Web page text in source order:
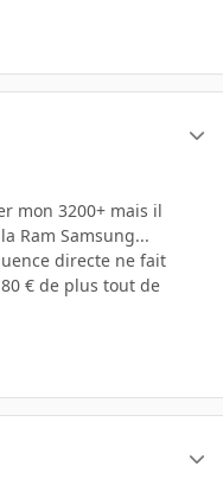
mon 3200+ mais il
Ram Samsung...
directe ne fait
€ de plus tout de